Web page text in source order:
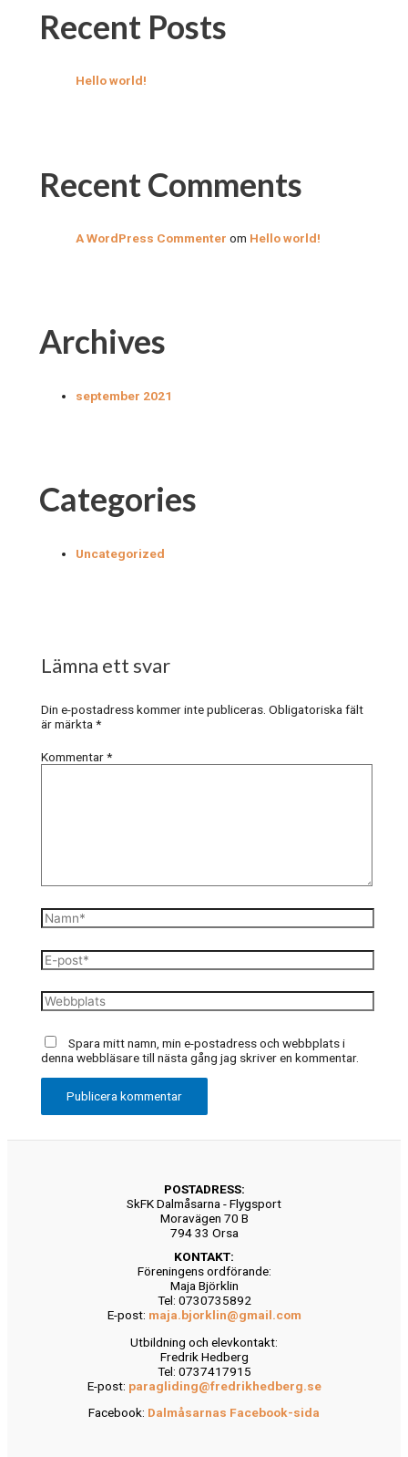
Recent Posts
Hello world!
Recent Comments
A WordPress Commenter om Hello world!
Archives
september 2021
Categories
Uncategorized
Lämna ett svar
Din e-postadress kommer inte publiceras. Obligatoriska fält
är märkta *
Kommentar*
Namn*
E-
post*
Webbplats
Spara mitt namn, min e-postadress och webbplats i
denna webbläsare till nästa gång jag skriver en kommentar.
POSTADRESS:
SkFK Dalmåsarna - Flygsport
Moravägen 70 B
794 33 Orsa
KONTAKT:
Föreningens ordförande:
Maja Björklin
Tel: 0730735892
E-post: maja.bjorklin@gmail.com
Utbildning och elevkontakt:
Fredrik Hedberg
Tel: 0737417915
E-post: paragliding@fredrikhedberg.se
Facebook: Dalmåsarnas Facebook-sida